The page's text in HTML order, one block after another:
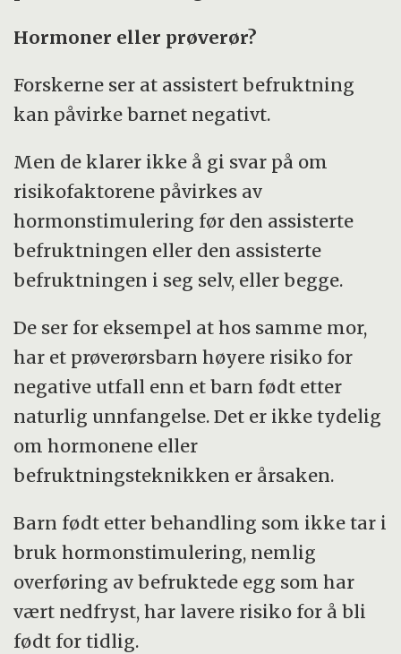
Hormoner eller prøverør?
Forskerne ser at assistert befruktning
kan påvirke barnet negativt.
Men de klarer ikke å gi svar på om
risikofaktorene påvirkes av
hormonstimulering før den assisterte
befruktningen eller den assisterte
befruktningen i seg selv, eller begge.
De ser for eksempel at hos samme mor,
har et prøverørsbarn høyere risiko for
negative utfall enn et barn født etter
naturlig unnfangelse. Det er ikke tydelig
om hormonene eller
befruktningsteknikken er årsaken.
Barn født etter behandling som ikke tar i
bruk hormonstimulering, nemlig
overføring av befruktede egg som har
vært nedfryst, har lavere risiko for å bli
født for tidlig.